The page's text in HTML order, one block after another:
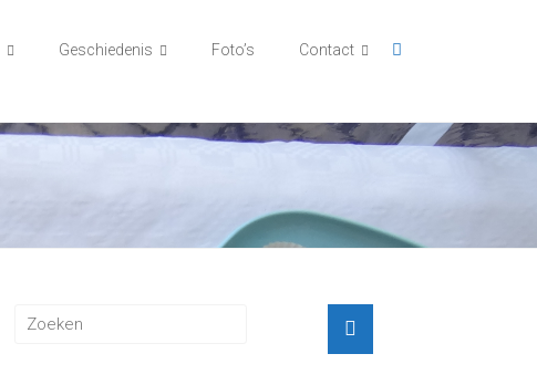
Geschiedenis Foto’s Contact